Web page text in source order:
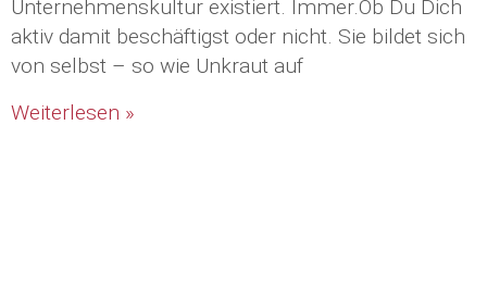
Unternehmenskultur existiert. Immer.Ob Du Dich
aktiv damit beschäftigst oder nicht. Sie bildet sich
von selbst – so wie Unkraut auf
Weiterlesen »